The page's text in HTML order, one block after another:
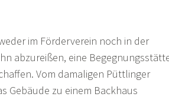
im Förderverein noch in der
abzureißen, eine
Vom damaligen Püttlinger
Gebäude zu einem Backhaus